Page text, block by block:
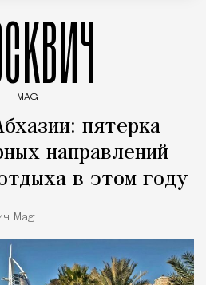
MAG
пятерка
направлений
в этом году
Mag